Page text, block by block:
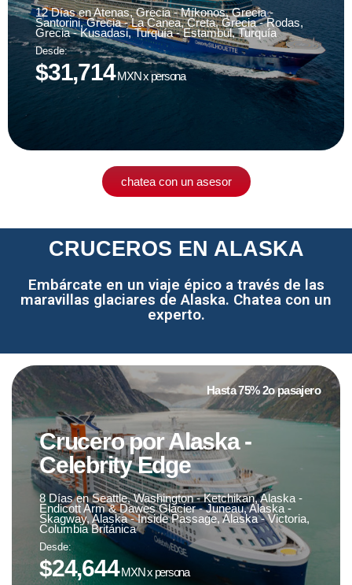
12 Días en Atenas, Grecia - Míkonos, Grecia -
Santorini, Grecia - La Canea, Creta, Grecia - Rodas,
Grecia - Kusadasi, Turquía - Estambul, Turquía
Desde:
$31,714MXN x persona
20 de septiembre '24
sujeto a disponibilidad
chatea con un asesor
CRUCEROS EN ALASKA
Embárcate en un viaje épico a través de las
maravillas glaciares de Alaska. Chatea con un
experto.
Crucero por Alaska -
Celebrity Edge
Hasta 75% 2o pasajero
8 Días en Seattle, Washington - Ketchikan, Alaska -
Endicott Arm & Dawes Glacier - Juneau, Alaska -
Skagway, Alaska - Inside Passage, Alaska - Victoria,
Columbia Británica
Desde:
$24,644MXN x persona
Fecha de viaje
23 de mayo '25
sujeto a disponibilidad